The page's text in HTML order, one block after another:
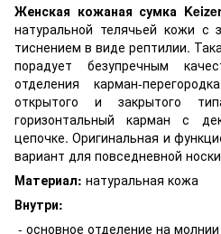
Женская кожаная сумка
натуральной телячьей кожи с
тиснением в виде рептилии.
порадует безупречным
отделения карман-
открытого и закрытого
горизонтальный карман с
цепочке. Оригинальная и
вариант для повседневной
Материал: натуральная кожа
Внутри:
- основное отделение на молнии